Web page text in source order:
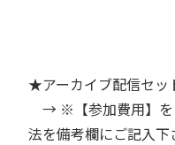
★アーカイブ配信セッ
→ ※【参加費用】を
法を備考欄にご記入下